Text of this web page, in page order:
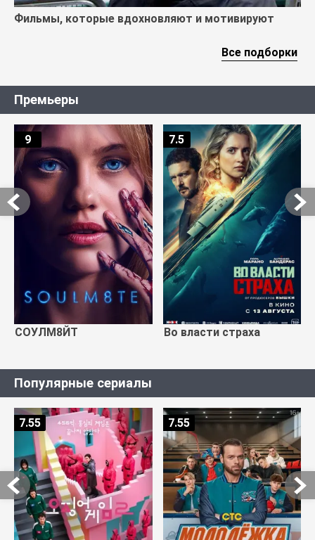
Фильмы, которые вдохновляют и мотивируют
Все подборки
Премьеры
СОУЛМ8ЙТ
9
Во власти страха
7.5
Популярные сериалы
7.55 7.55